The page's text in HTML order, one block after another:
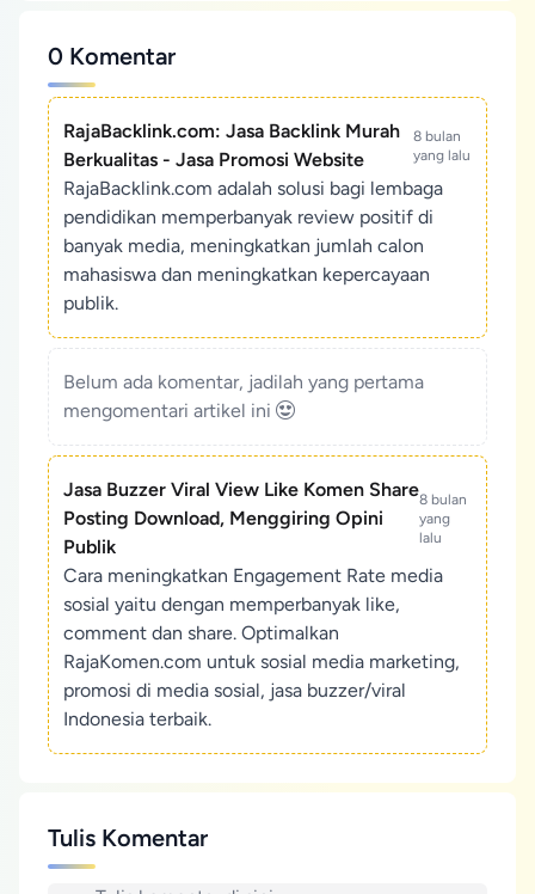
0 Komentar
RajaBacklink.com: Jasa Backlink Murah
Berkualitas - Jasa Promosi Website
8 bulan
yang lalu
RajaBacklink.com adalah solusi bagi lembaga
pendidikan memperbanyak review positif di
banyak media, meningkatkan jumlah calon
mahasiswa dan meningkatkan kepercayaan
publik.
Belum ada komentar, jadilah yang pertama
mengomentari artikel ini
Jasa Buzzer Viral View Like Komen Share
Posting Download, Menggiring Opini
Publik
8 bulan
yang
lalu
Cara meningkatkan Engagement Rate media
sosial yaitu dengan memperbanyak like,
comment dan share. Optimalkan
RajaKomen.com untuk sosial media marketing,
promosi di media sosial, jasa buzzer/viral
Indonesia terbaik.
Tulis Komentar